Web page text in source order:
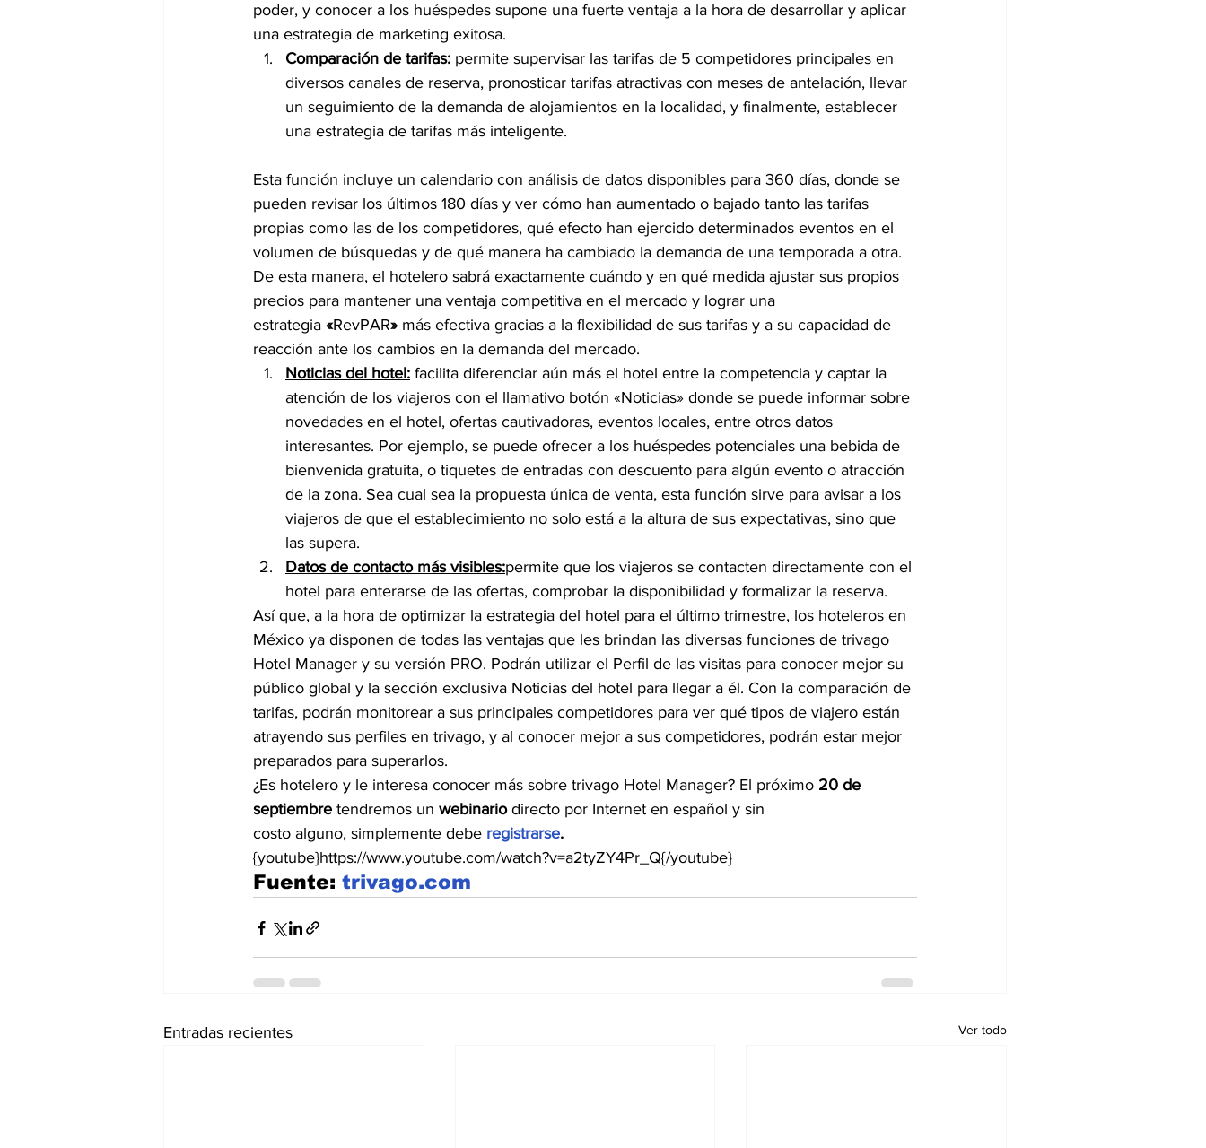
poder, y conocer a los huéspedes supone una fuerte ventaja a la hora de desarrollar y aplicar
una estrategia de marketing exitosa.
Comparación de tarifas: permite supervisar las tarifas de 5 competidores principales en
diversos canales de reserva, pronosticar tarifas atractivas con meses de antelación, llevar
un seguimiento de la demanda de alojamientos en la localidad, y finalmente, establecer
una estrategia de tarifas más inteligente.
Esta función incluye un calendario con análisis de datos disponibles para 360 días, donde se
pueden revisar los últimos 180 días y ver cómo han aumentado o bajado tanto las tarifas
propias como las de los competidores, qué efecto han ejercido determinados eventos en el
volumen de búsquedas y de qué manera ha cambiado la demanda de una temporada a otra.
De esta manera, el hotelero sabrá exactamente cuándo y en qué medida ajustar sus propios
precios para mantener una ventaja competitiva en el mercado y lograr una
estrategia «RevPAR» más efectiva gracias a la flexibilidad de sus tarifas y a su capacidad de
reacción ante los cambios en la demanda del mercado.
Noticias del hotel: facilita diferenciar aún más el hotel entre la competencia y captar la
atención de los viajeros con el llamativo botón «Noticias» donde se puede informar sobre
novedades en el hotel, ofertas cautivadoras, eventos locales, entre otros datos
interesantes. Por ejemplo, se puede ofrecer a los huéspedes potenciales una bebida de
bienvenida gratuita, o tiquetes de entradas con descuento para algún evento o atracción
de la zona. Sea cual sea la propuesta única de venta, esta función sirve para avisar a los
viajeros de que el establecimiento no solo está a la altura de sus expectativas, sino que
las supera.
Datos de contacto más visibles:permite que los viajeros se contacten directamente con el
hotel para enterarse de las ofertas, comprobar la disponibilidad y formalizar la reserva.
Así que, a la hora de optimizar la estrategia del hotel para el último trimestre, los hoteleros en
México ya disponen de todas las ventajas que les brindan las diversas funciones de trivago
Hotel Manager y su versión PRO. Podrán utilizar el Perfil de las visitas para conocer mejor su
público global y la sección exclusiva Noticias del hotel para llegar a él. Con la comparación de
tarifas, podrán monitorear a sus principales competidores para ver qué tipos de viajero están
atrayendo sus perfiles en trivago, y al conocer mejor a sus competidores, podrán estar mejor
preparados para superarlos.
¿Es hotelero y le interesa conocer más sobre trivago Hotel Manager? El próximo 20 de
septiembre tendremos un webinario directo por Internet en español y sin
costo alguno, simplemente debe registrarse.
{youtube}https://www.youtube.com/watch?v=a2tyZY4Pr_Q{/youtube}
Fuente: trivago.com
Entradas recientes Ver todo